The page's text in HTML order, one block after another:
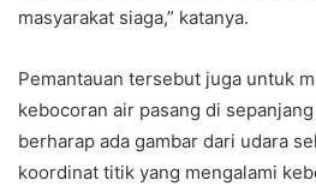
masyarakat siaga,” katanya.
Pemantauan tersebut juga untuk
kebocoran air pasang di
berharap ada gambar dari udara
koordinat titik yang mengalami